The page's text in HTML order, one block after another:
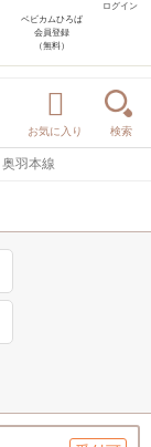
ログイン
ベビカムひろば
会員登録
（無料）
お気に入り 検索
奥羽本線